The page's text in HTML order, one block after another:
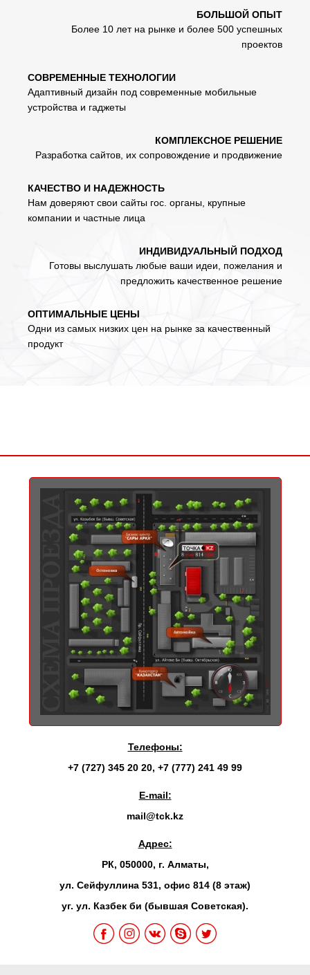
БОЛЬШОЙ ОПЫТ
Более 10 лет на рынке и более 500 успешных
проектов
СОВРЕМЕННЫЕ ТЕХНОЛОГИИ
Адаптивный дизайн под современные мобильные
устройства и гаджеты
КОМПЛЕКСНОЕ РЕШЕНИЕ
Разработка сайтов, их сопровождение и продвижение
КАЧЕСТВО И НАДЕЖНОСТЬ
Нам доверяют свои сайты гос. органы, крупные
компании и частные лица
ИНДИВИДУАЛЬНЫЙ ПОДХОД
Готовы выслушать любые ваши идеи, пожелания и
предложить качественное решение
ОПТИМАЛЬНЫЕ ЦЕНЫ
Одни из самых низких цен на рынке за качественный
продукт
Телефоны:
+7 (727) 345 20 20, +7 (777) 241 49 99
E-mail:
mail@tck.kz
Адрес:
РК, 050000, г. Алматы,
ул. Сейфуллина 531, офис 814 (8 этаж)
уг. ул. Казбек би (бывшая Советская).